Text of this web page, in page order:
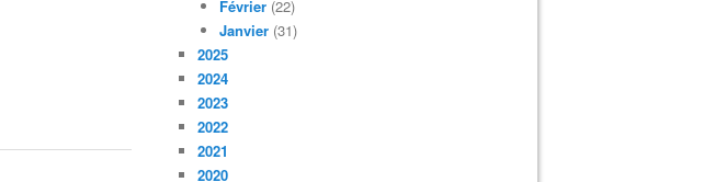
Février (22)
Janvier (31)
2025
2024
2023
2022
2021
2020